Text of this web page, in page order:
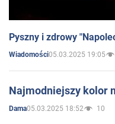
Pyszny i zdrowy
Wiadomości05.03.2025 19:05
Najmodniejszy kolor
Dama05.03.2025 18:52 10